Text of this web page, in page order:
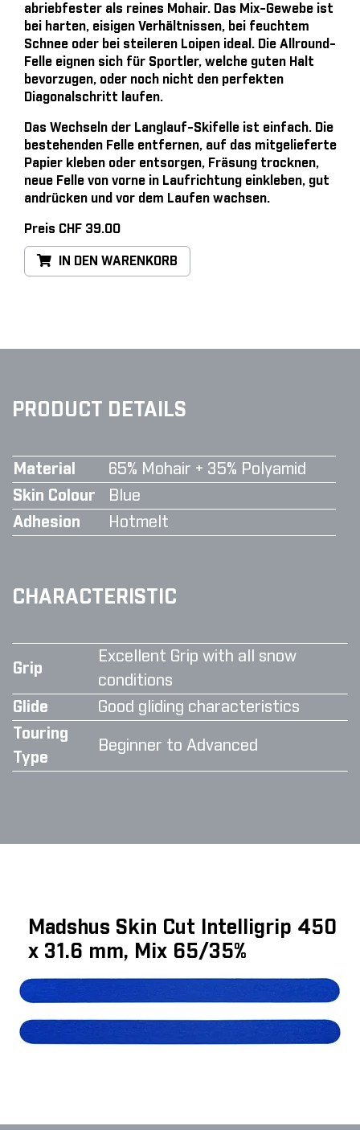
abriebfester als reines Mohair. Das Mix-Gewebe ist
bei harten, eisigen Verhältnissen, bei feuchtem
Schnee oder bei steileren Loipen ideal. Die Allround-
Felle eignen sich für Sportler, welche guten Halt
bevorzugen, oder noch nicht den perfekten
Diagonalschritt laufen.
Das Wechseln der Langlauf-Skifelle ist einfach. Die
bestehenden Felle entfernen, auf das mitgelieferte
Papier kleben oder entsorgen, Fräsung trocknen,
neue Felle von vorne in Laufrichtung einkleben, gut
andrücken und vor dem Laufen wachsen.
Preis CHF 39.00
IN DEN WARENKORB
PRODUCT DETAILS
Material
65% Mohair + 35% Polyamid
Skin Colour
Blue
Adhesion
Hotmelt
CHARACTERISTIC
Grip
Excellent Grip with all snow
conditions
Glide
Good gliding characteristics
Touring
Type
Beginner to Advanced
Madshus Skin Cut Intelligrip 450
x 31.6 mm, Mix 65/35%